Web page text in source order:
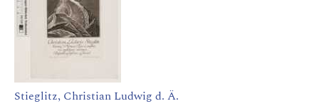
Stieglitz, Christian Ludwig d. Ä.